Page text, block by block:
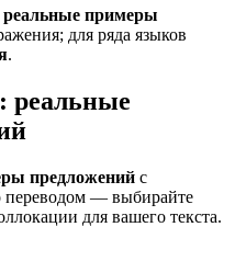
реальные примеры
для ряда языков
.
реальные
предложений с
переводом — выбирайте
для вашего текста.